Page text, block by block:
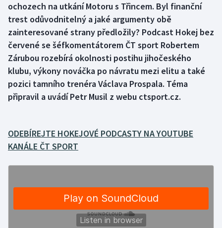
Curling
Dostihy
Florbal
Futsal
Gymnastika
Jezdectví
Judo
ochozech na utkání Motoru s Třincem. Byl finanční
trest odůvodnitelný a jaké argumenty obě
zainteresované strany předložily? Podcast Hokej bez
červené se šéfkomentátorem ČT sport Robertem
Zárubou rozebírá okolnosti postihu jihočeského
klubu, výkony nováčka po návratu mezi elitu a také
pozici tamního trenéra Václava Prospala. Téma
připravil a uvádí Petr Musil z webu ctsport.cz.
ODEBÍREJTE HOKEJOVÉ PODCASTY NA YOUTUBE
KANÁLE ČT SPORT